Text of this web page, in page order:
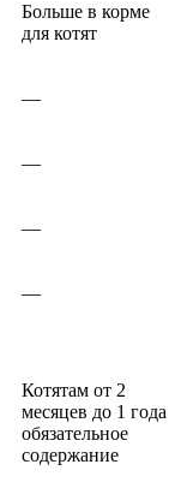
Больше в корме
для котят
—
—
—
—
Котятам от 2
месяцев до 1 года
обязательное
содержание